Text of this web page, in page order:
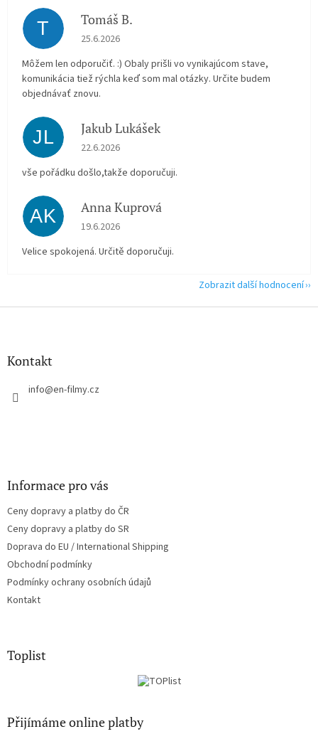
T Tomáš B.
Hodnocení obchodu je 5 z 5 hvězdiček.
25.6.2026
Môžem len odporučiť. :) Obaly prišli vo vynikajúcom stave,
komunikácia tiež rýchla keď som mal otázky. Určite budem
objednávať znovu.
JL Jakub Lukášek
Hodnocení obchodu je 5 z 5 hvězdiček.
22.6.2026
vše pořádku došlo,takže doporučuji.
AK Anna Kuprová
Hodnocení obchodu je 5 z 5 hvězdiček.
19.6.2026
Velice spokojená. Určitě doporučuji.
Zobrazit další hodnocení
Z
Kontakt
info@en-filmy.cz
Informace pro vás
Ceny dopravy a platby do ČR
Ceny dopravy a platby do SR
Doprava do EU / International Shipping
Obchodní podmínky
Podmínky ochrany osobních údajů
Kontakt
Toplist
Přijímáme online platby